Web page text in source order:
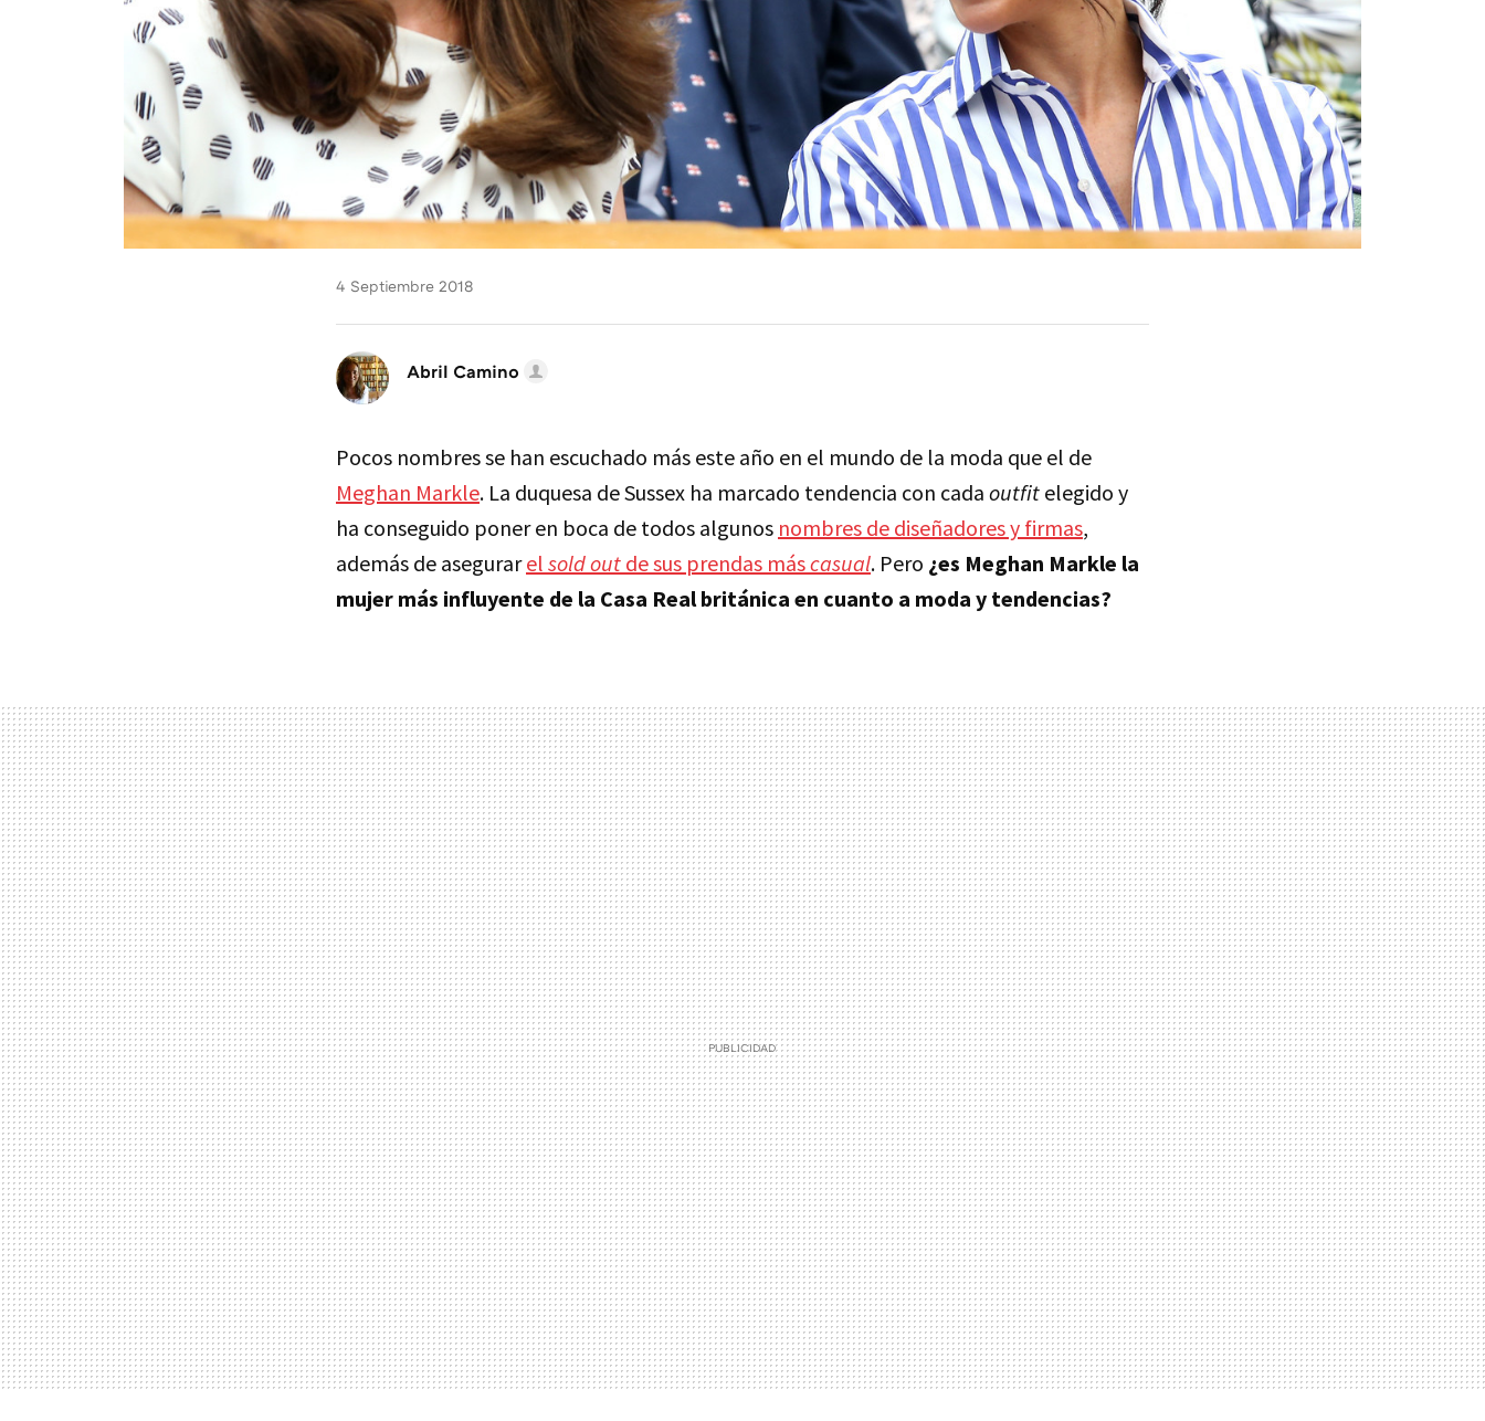
4 Septiembre 2018
Abril Camino
Pocos nombres se han escuchado más este año en el mundo de la moda que el de
Meghan Markle. La duquesa de Sussex ha marcado tendencia con cada outfit elegido y
ha conseguido poner en boca de todos algunos nombres de diseñadores y firmas,
además de asegurarel sold out de sus prendas máscasual. Pero ¿es Meghan Markle la
mujer más influyente de la Casa Real británica en cuanto a moda y tendencias?